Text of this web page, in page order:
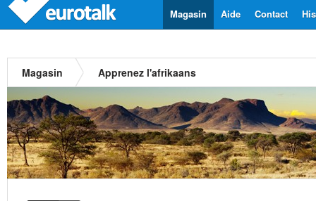
Contact
Aide
Magasin
Magasin Apprenez l'afrikaans